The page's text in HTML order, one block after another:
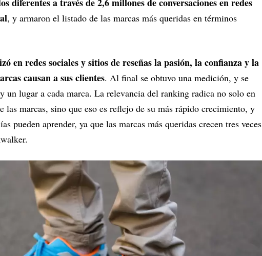
diferentes a través de 2,6 millones de conversaciones en redes
, y armaron el listado de las marcas más queridas en términos
en redes sociales y sitios de reseñas la pasión, la confianza y la
causan a sus clientes. Al final se obtuvo una medición, y se
un lugar a cada marca. La relevancia del ranking radica no solo en
las marcas, sino que eso es reflejo de su más rápido crecimiento, y
pueden aprender, ya que las marcas más queridas crecen tres veces